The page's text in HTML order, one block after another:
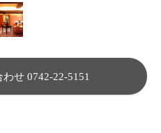
せ 0742-22-5151